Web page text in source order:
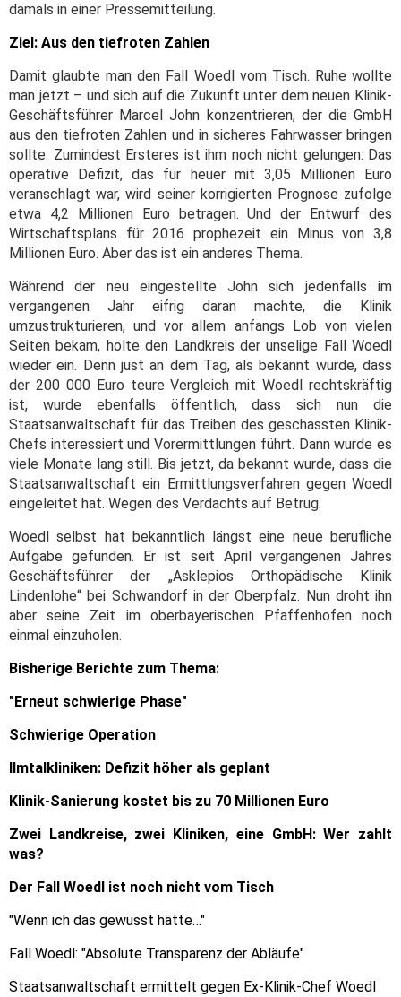
damals in einer Pressemitteilung.
Ziel: Aus den tiefroten Zahlen
Damit glaubte man den Fall Woedl vom Tisch. Ruhe wollte
man jetzt – und sich auf die Zukunft unter dem neuen Klinik-
Geschäftsführer Marcel John konzentrieren, der die GmbH
aus den tiefroten Zahlen und in sicheres Fahrwasser bringen
sollte. Zumindest Ersteres ist ihm noch nicht gelungen: Das
operative Defizit, das für heuer mit 3,05 Millionen Euro
veranschlagt war, wird seiner korrigierten Prognose zufolge
etwa 4,2 Millionen Euro betragen. Und der Entwurf des
Wirtschaftsplans für 2016 prophezeit ein Minus von 3,8
Millionen Euro. Aber das ist ein anderes Thema.
Während der neu eingestellte John sich jedenfalls im
vergangenen Jahr eifrig daran machte, die Klinik
umzustrukturieren, und vor allem anfangs Lob von vielen
Seiten bekam, holte den Landkreis der unselige Fall Woedl
wieder ein. Denn just an dem Tag, als bekannt wurde, dass
der 200 000 Euro teure Vergleich mit Woedl rechtskräftig
ist, wurde ebenfalls öffentlich, dass sich nun die
Staatsanwaltschaft für das Treiben des geschassten Klinik-
Chefs interessiert und Vorermittlungen führt. Dann wurde es
viele Monate lang still. Bis jetzt, da bekannt wurde, dass die
Staatsanwaltschaft ein Ermittlungsverfahren gegen Woedl
eingeleitet hat. Wegen des Verdachts auf Betrug.
Woedl selbst hat bekanntlich längst eine neue berufliche
Aufgabe gefunden. Er ist seit April vergangenen Jahres
Geschäftsführer der „Asklepios Orthopädische Klinik
Lindenlohe“ bei Schwandorf in der Oberpfalz. Nun droht ihn
aber seine Zeit im oberbayerischen Pfaffenhofen noch
einmal einzuholen.
Bisherige Berichte zum Thema:
"Erneut schwierige Phase"
Schwierige Operation
Ilmtalkliniken: Defizit höher als geplant
Klinik-Sanierung kostet bis zu 70 Millionen Euro
Zwei Landkreise, zwei Kliniken, eine GmbH: Wer zahlt
was?
Der Fall Woedl ist noch nicht vom Tisch
"Wenn ich das gewusst hätte…"
Fall Woedl: "Absolute Transparenz der Abläufe"
Staatsanwaltschaft ermittelt gegen Ex-Klinik-Chef Woedl